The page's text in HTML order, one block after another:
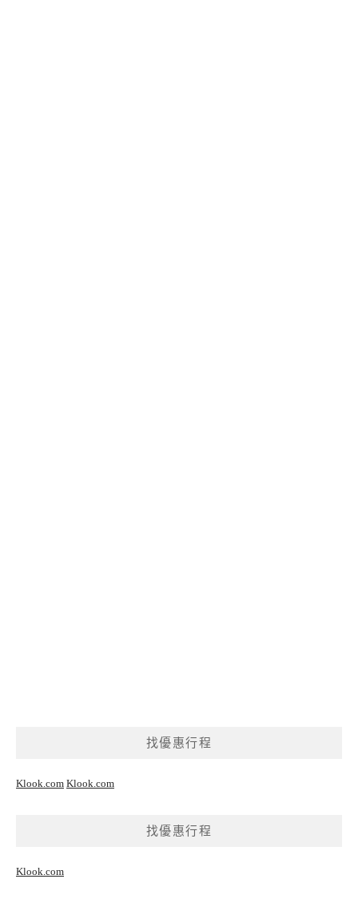
找優惠行程
Klook.com Klook.com
找優惠行程
Klook.com